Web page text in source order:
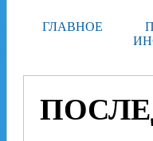
ГЛАВНОЕ